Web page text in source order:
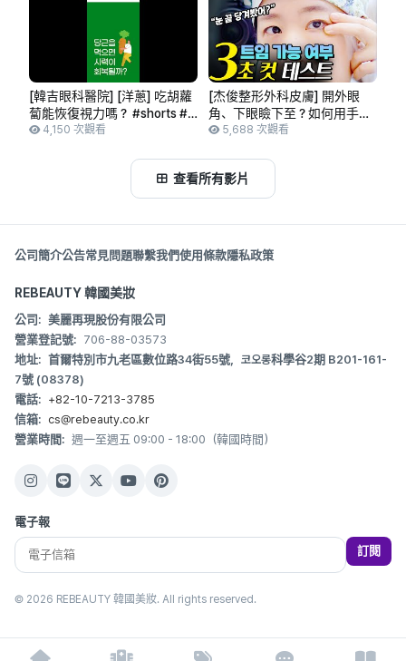
[韓吉眼科醫院] [洋蔥] 吃胡蘿
蔔能恢復視力嗎？ #shorts #
眼科常識
4,150 次觀看
[杰俊整形外科皮膚] 開外眼
角、下眼瞼下至？如何用手指
確認你的眼睛是否「絕配」！
5,688 次觀看
查看所有影片
公司簡介公告常見問題聯繫我們使用條款隱私政策
REBEAUTY 韓國美妝
公司: 美麗再現股份有限公司
營業登記號: 706-88-03573
地址: 首爾特別市九老區數位路34街55號，코오롱科學谷2期 B201-161-
7號 (08378)
電話: +82-10-7213-3785
信箱: cs@rebeauty.co.kr
營業時間: 週一至週五 09:00 - 18:00（韓國時間）
電子報
訂閱
© 2026 REBEAUTY 韓國美妝. All rights reserved.